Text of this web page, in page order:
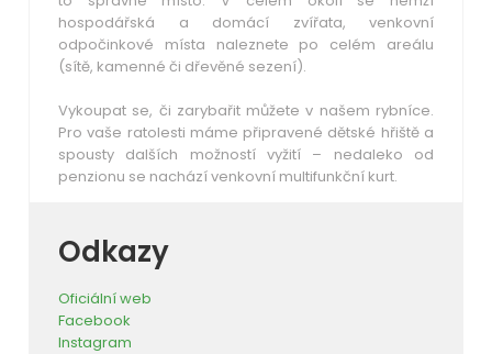
hospodářská a domácí zvířata, venkovní
odpočinkové místa naleznete po celém areálu
(sítě, kamenné či dřevěné sezení).
Vykoupat se, či zarybařit můžete v našem rybníce.
Pro vaše ratolesti máme připravené dětské hřiště a
spousty dalších možností vyžití – nedaleko od
penzionu se nachází venkovní multifunkční kurt.
Odkazy
Oficiální web
Facebook
Instagram